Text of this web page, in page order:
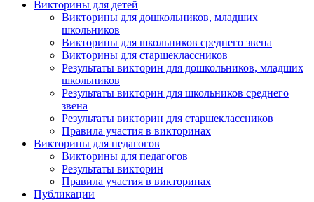
Викторины для детей
Викторины для дошкольников, младших
школьников
Викторины для школьников среднего звена
Викторины для старшеклассников
Результаты викторин для дошкольников, младших
школьников
Результаты викторин для школьников среднего
звена
Результаты викторин для старшеклассников
Правила участия в викторинах
Викторины для педагогов
Викторины для педагогов
Результаты викторин
Правила участия в викторинах
Публикации